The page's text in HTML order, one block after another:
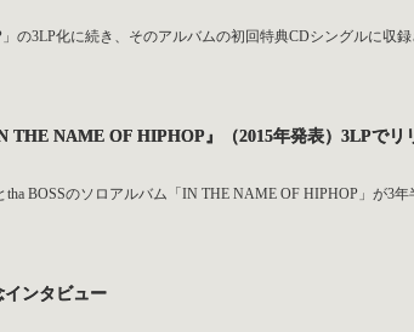
の3LP化に続き、そのアルバムの初回特典CDシングルに収
NAME OF HIPHOP』（2015年発表）3LPでリ
BOSSのソロアルバム「IN THE NAME OF HIPHOP」が3年
ンタビュー